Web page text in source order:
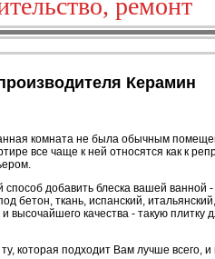
ремонт
Керамин
комната не была обычным
все чаще к ней относятся как к
добавить блеска вашей ванной
бетон, ткань, испанский,
высочайшего качества - такую
которая подходит Вам лучше всего,